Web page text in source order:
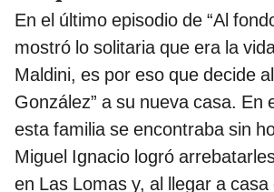
En el último episodio de “Al
mostró lo solitaria que era la
Maldini, es por eso que decide
González” a su nueva casa. En
esta familia se encontraba sin
Miguel Ignacio logró
en Las Lomas y, al llegar a casa